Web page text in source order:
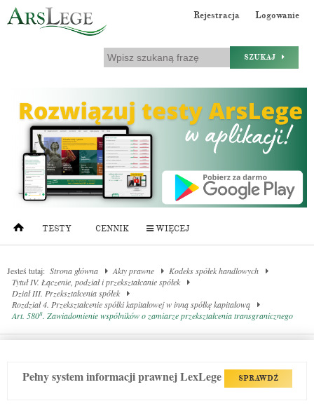
Rejestracja Logowanie
SZUKAJ
TESTY CENNIK WIĘCEJ
Jesteś tutaj: Strona główna Akty prawne
Kodeks spółek handlowych
Tytuł IV. Łączenie, podział i przekształcanie spółek
Dział III. Przekształcenia spółek
Rozdział 4. Przekształcenie spółki kapitałowej w inną spółkę kapitałową
Art. 5808. Zawiadomienie wspólników o zamiarze przekształcenia transgranicznego
Pełny system informacji prawnej LexLege SPRAWDŹ